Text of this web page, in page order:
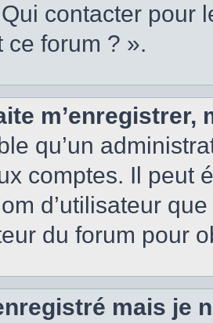
contacter pour
ce forum ? ».
m’enregistrer,
qu’un
comptes. Il peut
d’utilisateur
du forum pour
mais je